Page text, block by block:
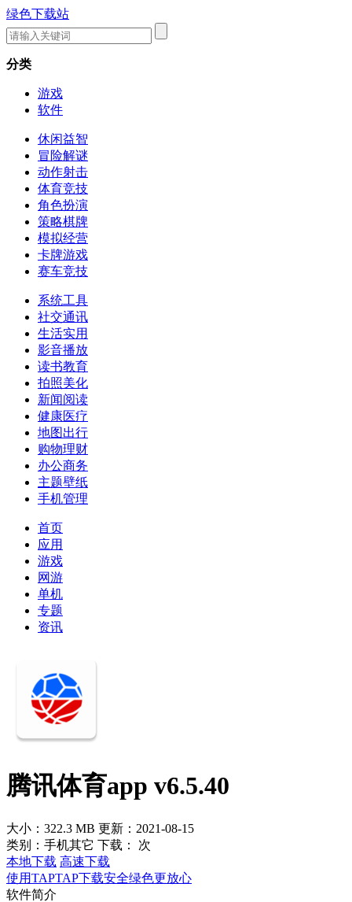
绿色下载站
分类
游戏
软件
休闲益智
冒险解谜
动作射击
体育竞技
角色扮演
策略棋牌
模拟经营
卡牌游戏
赛车竞技
系统工具
社交通讯
生活实用
影音播放
读书教育
拍照美化
新闻阅读
健康医疗
地图出行
购物理财
办公商务
主题壁纸
手机管理
首页
应用
游戏
网游
单机
专题
资讯
腾讯体育app v6.5.40
大小：322.3 MB 更新：2021-08-15
类别：手机其它 下载：
次
本地下载 高速下载
使用TAPTAP下载安全绿色更放心
软件简介